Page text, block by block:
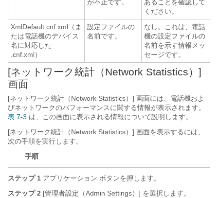
が不正です。
あることを確認して
ください。
XmlDefault.cnf.xml（ま
たは電話機のデバイス
名に対応した
.cnf.xml）
設定ファイルの
名前です。
なし。これは、電話
機の設定ファイルの
名前を示す情報メッ
セージです。
[ネットワーク統計（Network Statistics）]
画面
[ネットワーク統計（Network Statistics）] 画面には、電話機およ
びネットワークのパフォーマンスに関する情報が表示されます。
表 7-3 は、この画面に表示される情報について説明します。
[ネットワーク統計（Network Statistics）] 画面を表示するには、
次の手順を実行します。
手順
ステップ 1 アプリケーション ボタンを押します。
ステップ 2 [管理者設定（Admin Settings）] を選択します。